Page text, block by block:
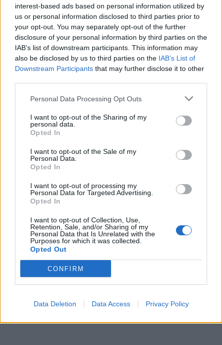
interest-based ads based on personal information utilized by
us or personal information disclosed to third parties prior to
your opt-out. You may separately opt-out of the further
disclosure of your personal information by third parties on the
IAB’s list of downstream participants. This information may
also be disclosed by us to third parties on the IAB’s List of
Downstream Participants that may further disclose it to other
Personal Data Processing Opt Outs
I want to opt-out of the Sharing of my
personal data.
Opted In
I want to opt-out of the Sale of my
Personal Data.
Opted In
I want to opt-out of processing my
Personal Data for Targeted Advertising.
Opted In
I want to opt-out of Collection, Use,
Retention, Sale, and/or Sharing of my
Personal Data that Is Unrelated with the
Purposes for which it was collected.
Opted Out
CONFIRM
Data Deletion Data Access Privacy Policy